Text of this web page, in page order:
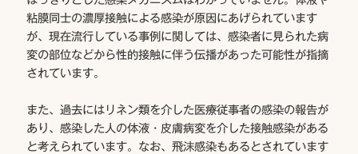
粘膜同士の濃厚接触による感染が原因にあげられています
が、現在流行している事例に関しては、感染者に見られた病
変の部位などから性的接触に伴う伝播があった可能性が指摘
されています。
また、過去にはリネン類を介した医療従事者の感染の報告が
あり、感染した人の体液・皮膚病変を介した接触感染がある
と考えられています。なお、飛沫感染もあるとされています